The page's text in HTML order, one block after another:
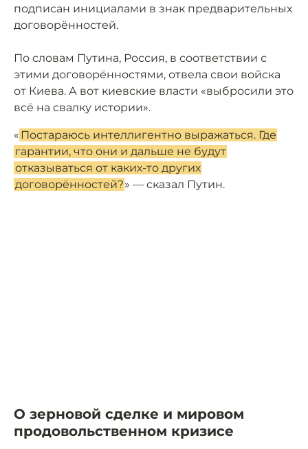
подписан инициалами в знак предварительных
договорённостей.
По словам Путина, Россия, в соответствии с
этими договорённостями, отвела свои войска
от Киева. А вот киевские власти «выбросили это
всё на свалку истории».
« Постараюсь интеллигентно выражаться. Где
гарантии, что они и дальше не будут
отказываться от каких-то других
договорённостей?» — сказал Путин.
О зерновой сделке и мировом
продовольственном кризисе